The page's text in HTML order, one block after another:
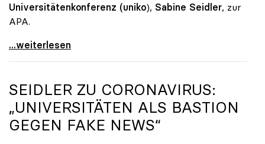
Universitätenkonferenz (uniko), Sabine Seidler, zur
APA.
Universitäten setzen weiter auf Distance Learning
...weiterlesen
SEIDLER ZU CORONAVIRUS:
„UNIVERSITÄTEN ALS BASTION
GEGEN FAKE NEWS“